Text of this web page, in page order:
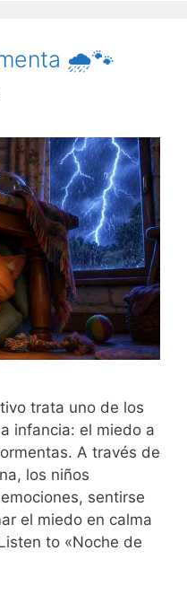
🌧️🐾
trata uno de los
infancia: el miedo a
A través de
los niños
sentirse
el miedo en calma
to «Noche de